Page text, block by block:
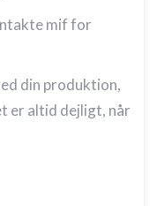
mif for
din produktion,
er altid dejligt, når
eller